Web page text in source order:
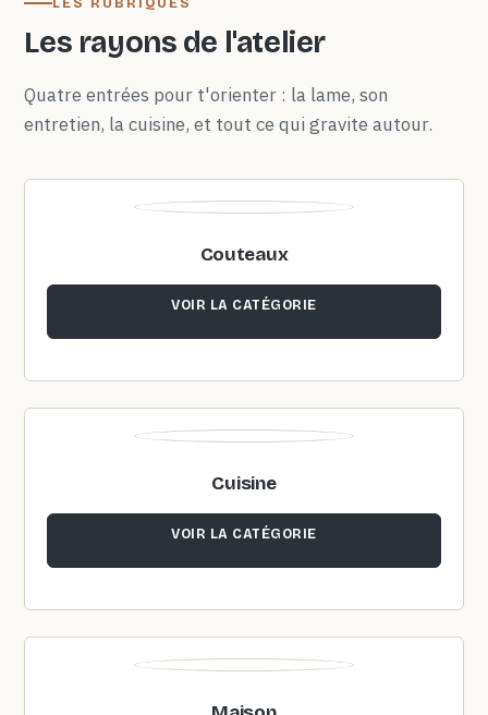
Les rayons de l'atelier
Quatre entrées pour t'orienter : la lame, son
entretien, la cuisine, et tout ce qui gravite autour.
Couteaux
VOIR LA CATÉGORIE
Cuisine
VOIR LA CATÉGORIE